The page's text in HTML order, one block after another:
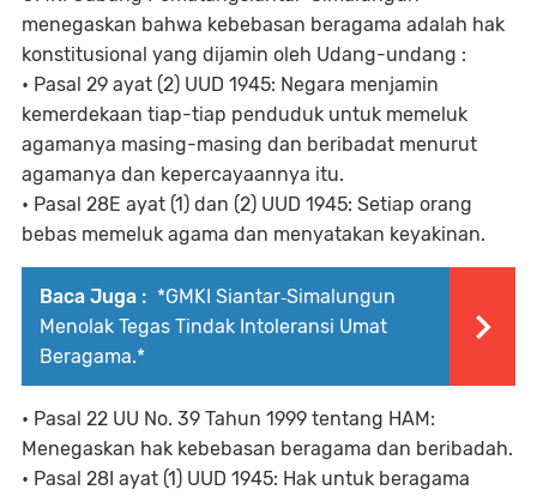
menegaskan bahwa kebebasan beragama adalah hak
konstitusional yang dijamin oleh Udang-undang :
• Pasal 29 ayat (2) UUD 1945: Negara menjamin
kemerdekaan tiap-tiap penduduk untuk memeluk
agamanya masing-masing dan beribadat menurut
agamanya dan kepercayaannya itu.
• Pasal 28E ayat (1) dan (2) UUD 1945: Setiap orang
bebas memeluk agama dan menyatakan keyakinan.
Baca Juga : *GMKI Siantar‑Simalungun
Menolak Tegas Tindak Intoleransi Umat
Beragama.*
• Pasal 22 UU No. 39 Tahun 1999 tentang HAM:
Menegaskan hak kebebasan beragama dan beribadah.
• Pasal 28I ayat (1) UUD 1945: Hak untuk beragama